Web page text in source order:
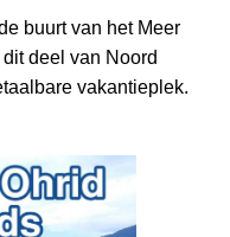
buurt van het Meer
deel van Noord
vakantieplek.